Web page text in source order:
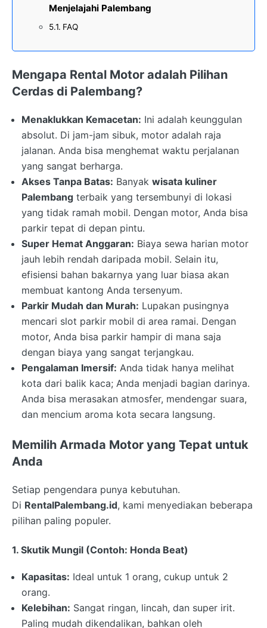
Menjelajahi Palembang
FAQ
Mengapa Rental Motor adalah Pilihan
Cerdas di Palembang?
Menaklukkan Kemacetan: Ini adalah keunggulan
absolut. Di jam-jam sibuk, motor adalah raja
jalanan. Anda bisa menghemat waktu perjalanan
yang sangat berharga.
Akses Tanpa Batas: Banyak wisata kuliner
Palembang terbaik yang tersembunyi di lokasi
yang tidak ramah mobil. Dengan motor, Anda bisa
parkir tepat di depan pintu.
Super Hemat Anggaran: Biaya sewa harian motor
jauh lebih rendah daripada mobil. Selain itu,
efisiensi bahan bakarnya yang luar biasa akan
membuat kantong Anda tersenyum.
Parkir Mudah dan Murah: Lupakan pusingnya
mencari slot parkir mobil di area ramai. Dengan
motor, Anda bisa parkir hampir di mana saja
dengan biaya yang sangat terjangkau.
Pengalaman Imersif: Anda tidak hanya melihat
kota dari balik kaca; Anda menjadi bagian darinya.
Anda bisa merasakan atmosfer, mendengar suara,
dan mencium aroma kota secara langsung.
Memilih Armada Motor yang Tepat untuk
Anda
Setiap pengendara punya kebutuhan.
Di RentalPalembang.id, kami menyediakan beberapa
pilihan paling populer.
1. Skutik Mungil (Contoh: Honda Beat)
Kapasitas: Ideal untuk 1 orang, cukup untuk 2
orang.
Kelebihan: Sangat ringan, lincah, dan super irit.
Paling mudah dikendalikan, bahkan oleh